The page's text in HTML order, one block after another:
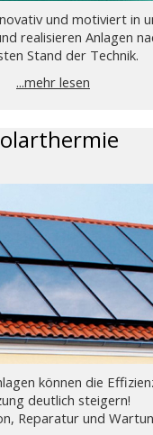
und motiviert in
realisieren Anlagen
Stand der Technik.
...mehr lesen
können die
deutlich steigern!
Reparatur und